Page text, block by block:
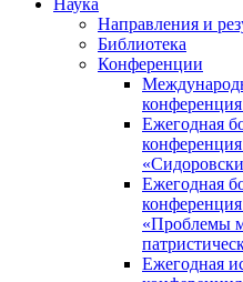
Направления и
Библиотека
Конференции
Ежегодная
Ежегодная
«Проблемы
Ежегодная